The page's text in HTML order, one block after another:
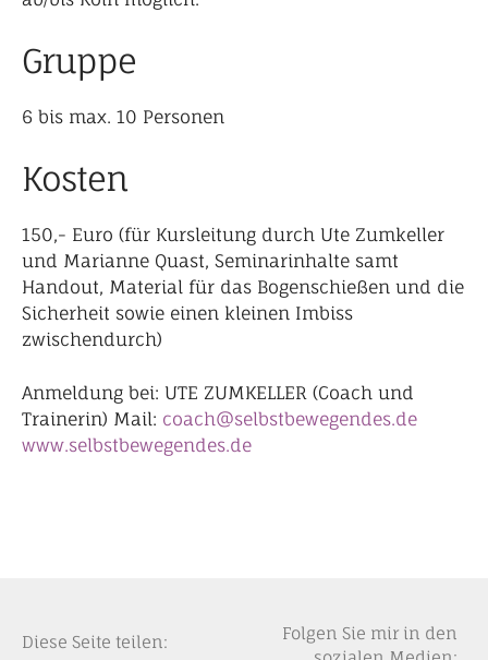
Gruppe
6 bis max. 10 Personen
Kosten
150,- Euro (für Kursleitung durch Ute Zumkeller
und Marianne Quast, Seminarinhalte samt
Handout, Material für das Bogenschießen und die
Sicherheit sowie einen kleinen Imbiss
zwischendurch)
Anmeldung bei: UTE ZUMKELLER (Coach und
Trainerin) Mail: coach@selbstbewegendes.de
www.selbstbewegendes.de
Diese Seite teilen:
Folgen Sie mir in den